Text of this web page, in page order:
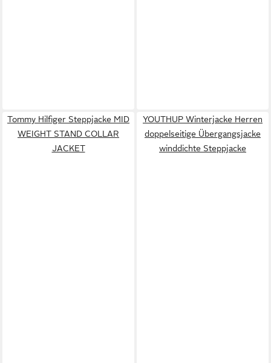
Tommy Hilfiger Steppjacke MID
WEIGHT STAND COLLAR
JACKET
YOUTHUP Winterjacke Herren
doppelseitige Übergangsjacke
winddichte Steppjacke